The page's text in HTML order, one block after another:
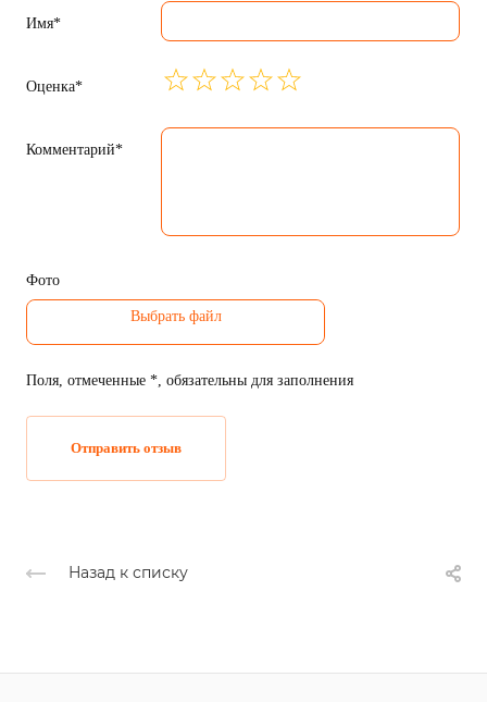
Имя*
Оценка*
Комментарий*
Фото
Поля, отмеченные *, обязательны для заполнения
Отправить отзыв
Назад к списку